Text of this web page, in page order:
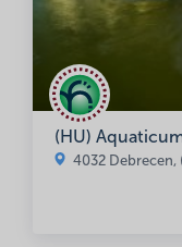
Email *
Save my name,
(HU)
4032 Debrecen,